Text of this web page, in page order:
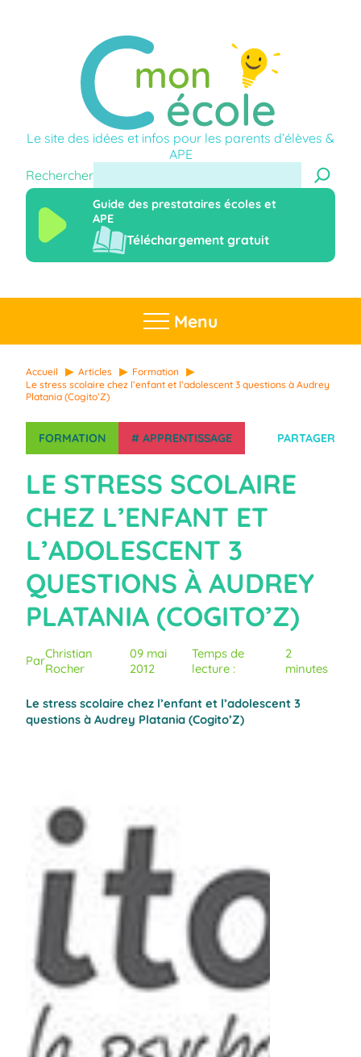
Le site des idées et infos pour les parents d’élèves &
APE
Rechercher
Guide des prestataires écoles et
APE
Téléchargement gratuit
Menu
Accueil Articles
Formation
Le stress scolaire chez l’enfant et l’adolescent 3 questions à Audrey
Platania (Cogito’Z)
FORMATION # APPRENTISSAGE PARTAGER
LE STRESS SCOLAIRE
CHEZ L’ENFANT ET
L’ADOLESCENT 3
QUESTIONS À AUDREY
PLATANIA (COGITO’Z)
ParChristian
Rocher
09 mai
2012
Temps de
lecture :
2
minutes
Le stress scolaire chez l’enfant et l’adolescent 3
questions à Audrey Platania (Cogito’Z)